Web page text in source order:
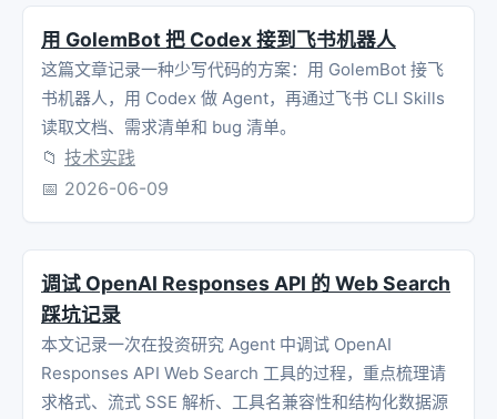
用 GolemBot 把 Codex 接到飞书机器人
这篇文章记录一种少写代码的方案：用 GolemBot 接飞
书机器人，用 Codex 做 Agent，再通过飞书 CLI Skills
读取文档、需求清单和 bug 清单。
📁 技术实践
📅 2026-06-09
调试 OpenAI Responses API 的 Web Search
踩坑记录
本文记录一次在投资研究 Agent 中调试 OpenAI
Responses API Web Search 工具的过程，重点梳理请
求格式、流式 SSE 解析、工具名兼容性和结构化数据源